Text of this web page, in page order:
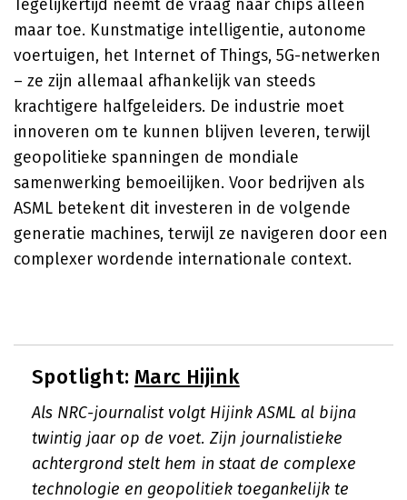
Tegelijkertijd neemt de vraag naar chips alleen
maar toe. Kunstmatige intelligentie, autonome
voertuigen, het Internet of Things, 5G-netwerken
– ze zijn allemaal afhankelijk van steeds
krachtigere halfgeleiders. De industrie moet
innoveren om te kunnen blijven leveren, terwijl
geopolitieke spanningen de mondiale
samenwerking bemoeilijken. Voor bedrijven als
ASML betekent dit investeren in de volgende
generatie machines, terwijl ze navigeren door een
complexer wordende internationale context.
Spotlight: Marc Hijink
Als NRC-journalist volgt Hijink ASML al bijna
twintig jaar op de voet. Zijn journalistieke
achtergrond stelt hem in staat de complexe
technologie en geopolitiek toegankelijk te